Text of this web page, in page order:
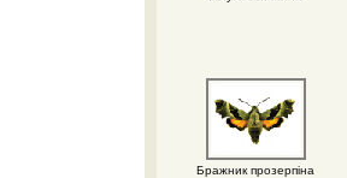
Бражник прозерпіна